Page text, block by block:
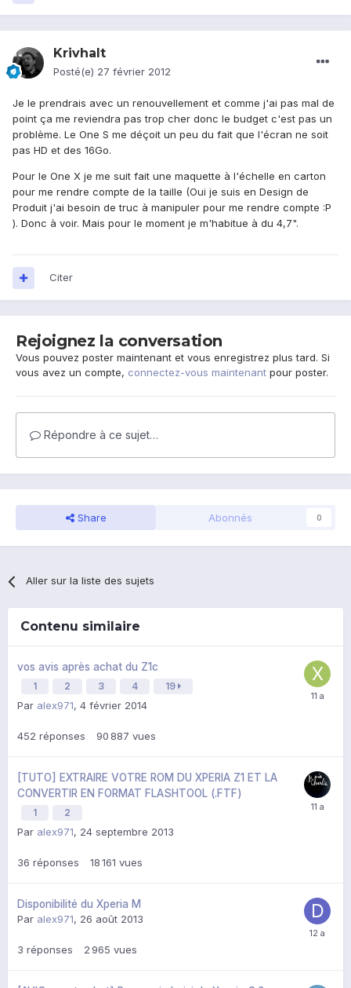
Krivhalt
Posté(e) 27 février 2012
Je le prendrais avec un renouvellement et comme j'ai pas mal de
point ça me reviendra pas trop cher donc le budget c'est pas un
problème. Le One S me déçoit un peu du fait que l'écran ne soit
pas HD et des 16Go.
Pour le One X je me suit fait une maquette à l'échelle en carton
pour me rendre compte de la taille (Oui je suis en Design de
Produit j'ai besoin de truc à manipuler pour me rendre compte :P
). Donc à voir. Mais pour le moment je m'habitue à du 4,7".
Citer
Rejoignez la conversation
Vous pouvez poster maintenant et vous enregistrez plus tard. Si
vous avez un compte, connectez-vous maintenant pour poster.
Répondre à ce sujet…
Share Abonnés 0
Aller sur la liste des sujets
Contenu similaire
vos avis après achat du Z1c
1 2 3 4 19
Par alex971, 4 février 2014
452 réponses 90 887 vues
[TUTO] EXTRAIRE VOTRE ROM DU XPERIA Z1 ET LA
CONVERTIR EN FORMAT FLASHTOOL (.FTF)
1 2
Par alex971, 24 septembre 2013
36 réponses 18 161 vues
Disponibilité du Xperia M
Par alex971, 26 août 2013
3 réponses 2 965 vues